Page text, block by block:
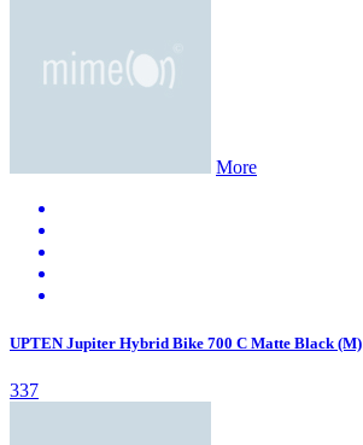
More
UPTEN Jupiter Hybrid Bike 700 C Matte Black (M)
337